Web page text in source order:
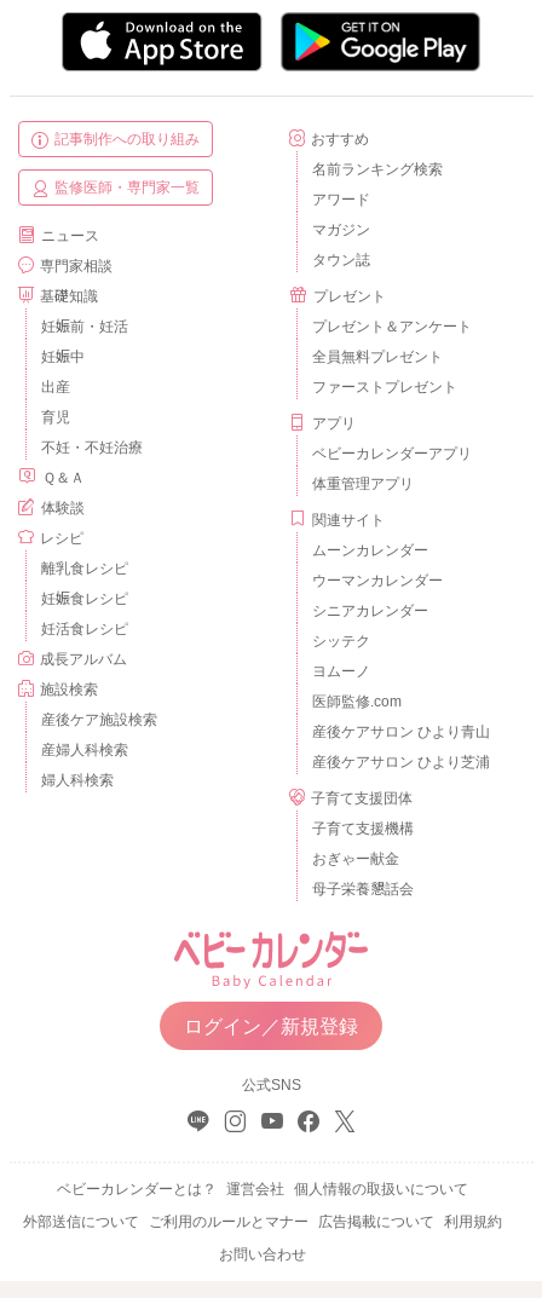
記事制作への取り組み
監修医師・専門家一覧
ニュース
専門家相談
基礎知識
妊娠前・妊活
妊娠中
出産
育児
不妊・不妊治療
Ｑ＆Ａ
体験談
レシピ
離乳食レシピ
妊娠食レシピ
妊活食レシピ
成長アルバム
施設検索
産後ケア施設検索
産婦人科検索
婦人科検索
おすすめ
名前ランキング検索
アワード
マガジン
タウン誌
プレゼント
プレゼント＆アンケート
全員無料プレゼント
ファーストプレゼント
アプリ
ベビーカレンダーアプリ
体重管理アプリ
関連サイト
ムーンカレンダー
ウーマンカレンダー
シニアカレンダー
シッテク
ヨムーノ
医師監修.com
産後ケアサロン ひより青山
産後ケアサロン ひより芝浦
子育て支援団体
子育て支援機構
おぎゃー献金
母子栄養懇話会
ログイン／新規登録
公式SNS
ベビーカレンダーとは？ 運営会社
個人情報の取扱いについて
外部送信について
ご利用のルールとマナー 広告掲載について
利用規約
お問い合わせ